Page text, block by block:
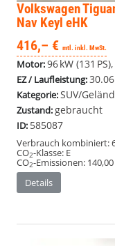
Volkswagen
Nav Keyl eHK
416,– € mtl. inkl. MwSt.
Motor:96 kW (131
EZ / Laufleistung:
Kategorie:SUV/
Zustand:gebraucht
ID: 585087
Verbrauch kombiniert:
CO2-Klasse: E
CO2-Emissionen:
Details